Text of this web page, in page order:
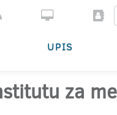
UPIS
za